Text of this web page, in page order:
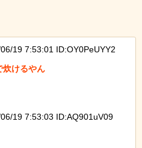
19 7:53:01 ID:OY0PeUYY2
炊けるやん
19 7:53:03 ID:AQ901uV09